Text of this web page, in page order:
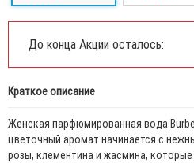
До конца Акции осталось:
Краткое описание
Женская парфюмированная вода
цветочный аромат начинается с
розы, клементина и жасмина,